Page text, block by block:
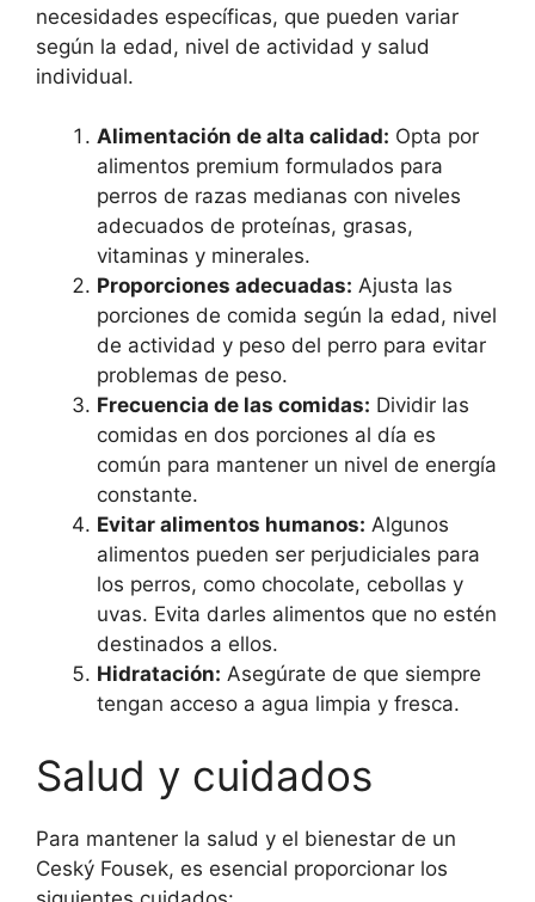
necesidades específicas, que pueden variar
según la edad, nivel de actividad y salud
individual.
Alimentación de alta calidad: Opta por
alimentos premium formulados para
perros de razas medianas con niveles
adecuados de proteínas, grasas,
vitaminas y minerales.
Proporciones adecuadas: Ajusta las
porciones de comida según la edad, nivel
de actividad y peso del perro para evitar
problemas de peso.
Frecuencia de las comidas: Dividir las
comidas en dos porciones al día es
común para mantener un nivel de energía
constante.
Evitar alimentos humanos: Algunos
alimentos pueden ser perjudiciales para
los perros, como chocolate, cebollas y
uvas. Evita darles alimentos que no estén
destinados a ellos.
Hidratación: Asegúrate de que siempre
tengan acceso a agua limpia y fresca.
Salud y cuidados
Para mantener la salud y el bienestar de un
Ceský Fousek, es esencial proporcionar los